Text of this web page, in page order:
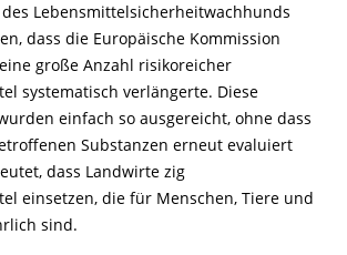
Lebensmittelsicherheitwachhunds
dass die Europäische Kommission
große Anzahl risikoreicher
systematisch verlängerte. Diese
einfach so ausgereicht, ohne dass
Substanzen erneut evaluiert
dass Landwirte zig
einsetzen, die für Menschen, Tiere und
sind.